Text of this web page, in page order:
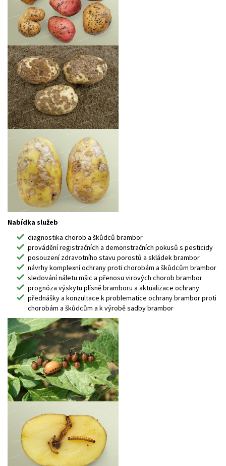
Nabídka služeb
diagnostika chorob a škůdců brambor
provádění registračních a demonstračních pokusů s pesticidy
posouzení zdravotního stavu porostů a skládek brambor
návrhy komplexní ochrany proti chorobám a škůdcům brambor
sledování náletu mšic a přenosu virových chorob brambor
prognóza výskytu plísně bramboru a aktualizace ochrany
přednášky a konzultace k problematice ochrany brambor proti
chorobám a škůdcům a k výrobě sadby brambor